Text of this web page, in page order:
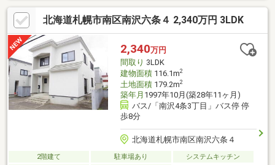
北海道札幌市南区南沢六条４ 2,340万円 3LDK
2,340万円
間取り 3LDK
建物面積116.1m2
土地面積179.2m2
築年月 1997年10月(築28年11ヶ月)
バス/「南沢4条3丁目」バス停 停
歩8分
北海道札幌市南区南沢六条４
2階建て 駐車場あり システムキッチン